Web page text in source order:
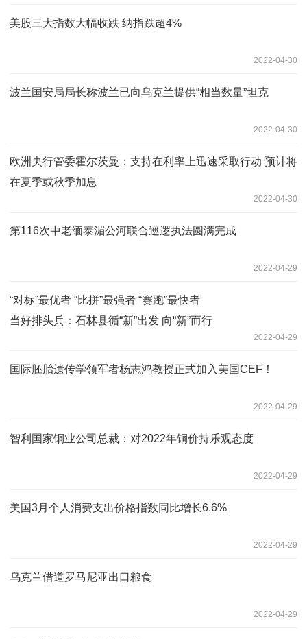
美股三大指数大幅收跌 纳指跌超4%
2022-04-30
波兰国安局局长称波兰已向乌克兰提供“相当数量”坦克
2022-04-30
欧洲央行管委霍尔茨曼：支持在利率上迅速采取行动 预计将
在夏季或秋季加息
2022-04-30
第116次中老缅泰湄公河联合巡逻执法圆满完成
2022-04-29
“对标”最优者 “比拼”最强者 “赛跑”最快者
当好排头兵：石林县循“新”出发 向“新”而行
2022-04-29
国际胚胎遗传学领军者杨志鸿教授正式加入美国CEF！
2022-04-29
智利国家铜业公司总裁：对2022年铜价持乐观态度
2022-04-29
美国3月个人消费支出价格指数同比增长6.6%
2022-04-29
乌克兰借道罗马尼亚出口粮食
2022-04-29